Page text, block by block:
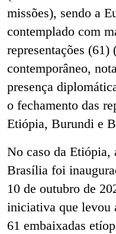
missões), sendo a
contemplado com
representações (61)
contemporâneo,
presença
o fechamento das
Etiópia, Burundi e
No caso da Etiópia,
Brasília foi
10 de outubro de
iniciativa que levou
61 embaixadas